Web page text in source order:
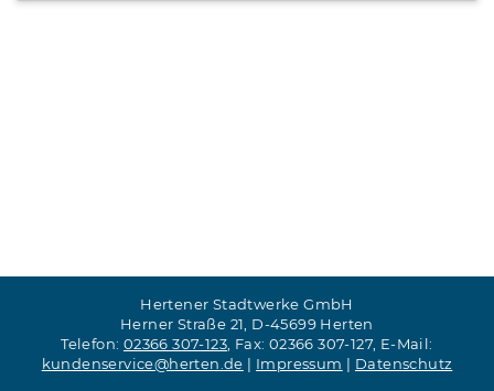
Hertener Stadtwerke GmbH
Herner Straße 21, D-45699 Herten
Telefon: 02366 307-123 , Fax: 02366 307-127, E-Mail:
kundenservice@herten.de | Impressum | Datenschutz